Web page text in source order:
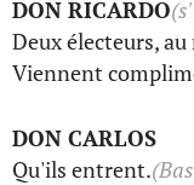
DON RICARDO
Deux électeurs,
Viennent
DON CARLOS
Qu'ils entrent.